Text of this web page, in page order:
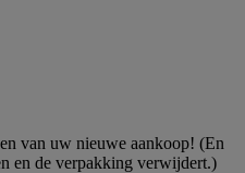
van uw nieuwe aankoop! (En
en de verpakking verwijdert.)